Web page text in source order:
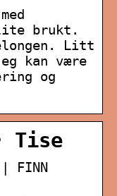
brukt.
Litt
kan være
og
Tise
FINN